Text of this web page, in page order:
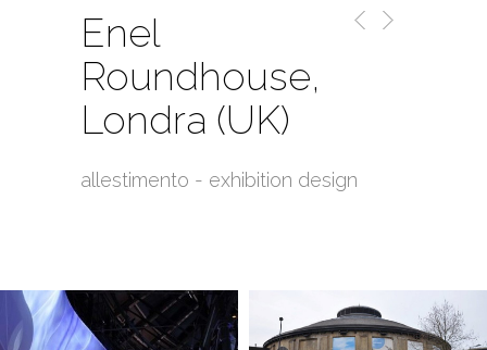
Enel
Roundhouse,
Londra (UK)
allestimento - exhibition design